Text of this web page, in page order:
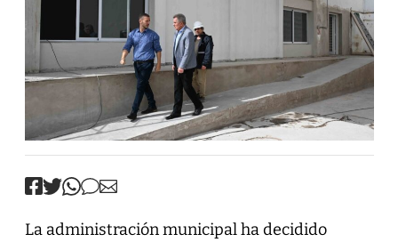
La administración municipal ha decidido